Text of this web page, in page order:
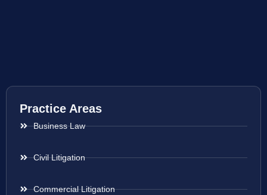
Practice Areas
Business Law
Civil Litigation
Commercial Litigation